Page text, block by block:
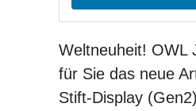
Weltneuheit! OWL
für Sie das neue
Stift-Display